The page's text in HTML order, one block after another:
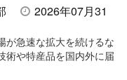
2026年07月31
が急速な拡大を続けるな
術や特産品を国内外に届